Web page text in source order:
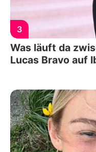
3
Was läuft da
Lucas Bravo auf